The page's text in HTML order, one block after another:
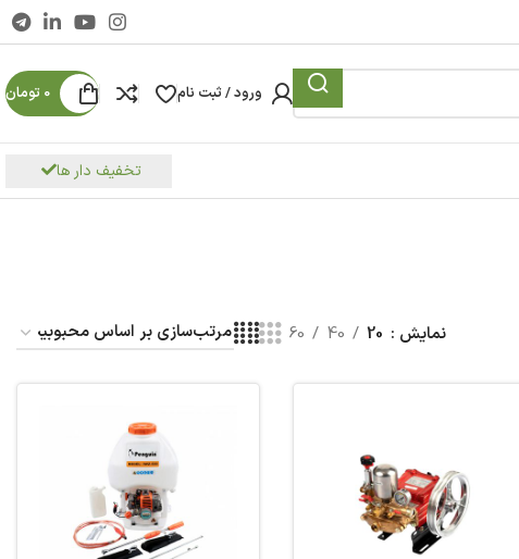
ورود / ثبت نام 0 تومان
تخفیف دار ها
نمایش 20
40
60